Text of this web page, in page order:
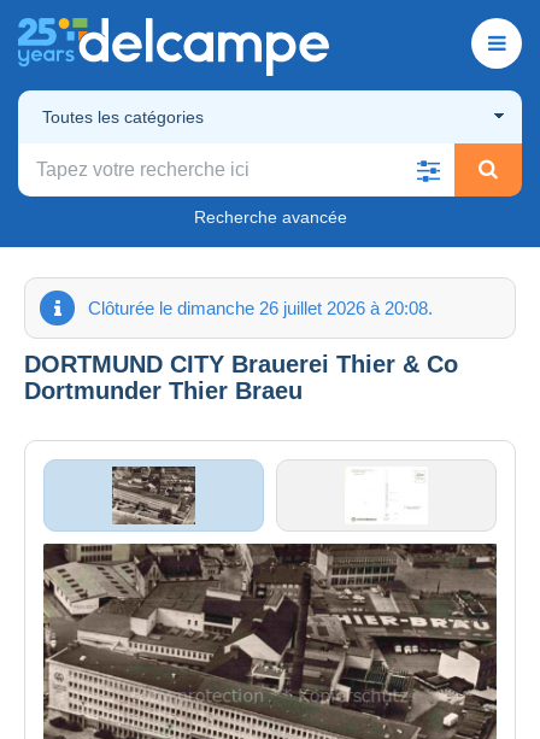
Toutes les catégories
Recherche avancée
Clôturée le dimanche 26 juillet 2026 à 20:08.
DORTMUND CITY Brauerei Thier & Co
Dortmunder Thier Braeu